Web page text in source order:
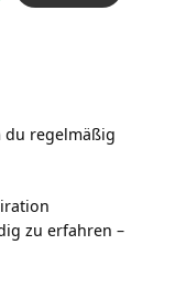
du regelmäßig
zu erfahren –